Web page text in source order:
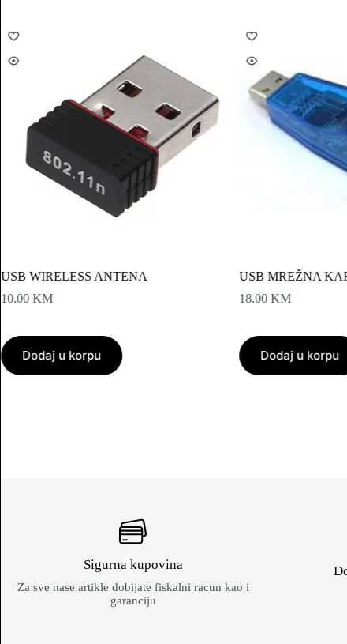
USB WIRELESS ANTENA
10.00 KM
Dodaj u korpu
USB MREŽNA
18.00 KM
Dodaj u korpu
Sigurna kupovina
Za sve nase artikle dobijate fiskalni racun kao i
garanciju